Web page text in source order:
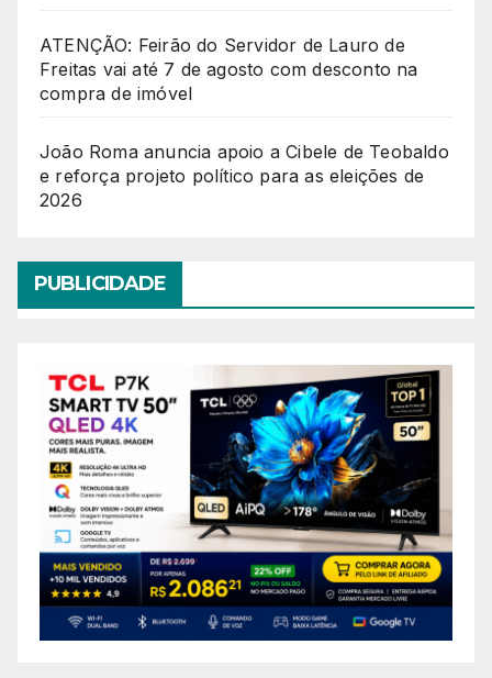
ATENÇÃO: Feirão do Servidor de Lauro de
Freitas vai até 7 de agosto com desconto na
compra de imóvel
João Roma anuncia apoio a Cibele de Teobaldo
e reforça projeto político para as eleições de
2026
PUBLICIDADE